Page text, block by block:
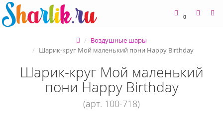
0
Воздушные шары
Шарик-круг Мой маленький пони Happy Birthday
Шарик-круг Мой маленький
пони Happy Birthday
(арт. 100-718)